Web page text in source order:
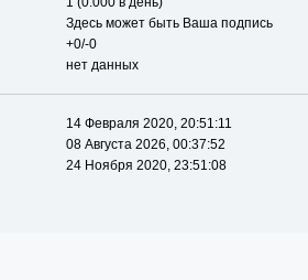
Здесь может быть Ваша подпись
+0/-0
нет данных
14 Февраля 2020, 20:51:11
08 Августа 2026, 00:37:52
24 Ноября 2020, 23:51:08